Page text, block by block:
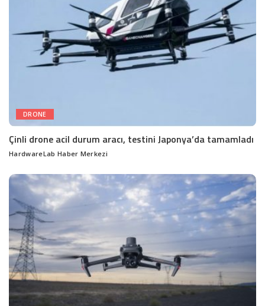
DRONE
Çinli drone acil durum aracı, testini Japonya’da tamamladı
Posted
HardwareLab Haber Merkezi